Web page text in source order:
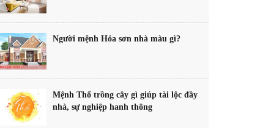
Người mệnh Hỏa sơn nhà màu gì?
Mệnh Thổ trồng cây gì giúp tài lộc đầy
nhà, sự nghiệp hanh thông